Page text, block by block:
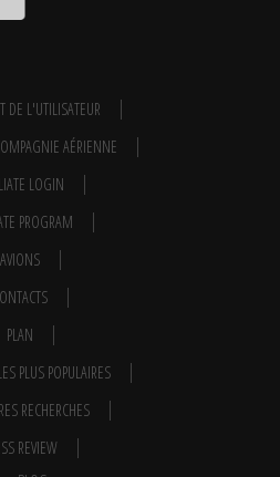
DE L'UTILISATEUR
AÉRIENNE
LOGIN
PROGRAM
AVIONS
PLAN
PLUS POPULAIRES
RECHERCHES
REVIEW